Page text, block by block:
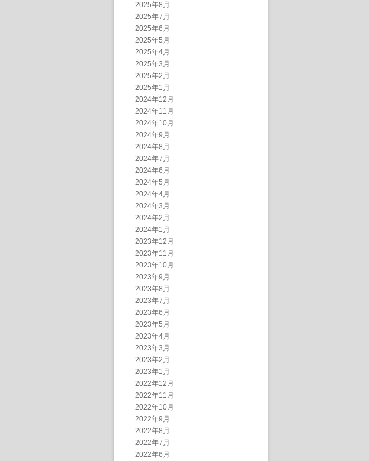
2025年8月
2025年7月
2025年6月
2025年5月
2025年4月
2025年3月
2025年2月
2025年1月
2024年12月
2024年11月
2024年10月
2024年9月
2024年8月
2024年7月
2024年6月
2024年5月
2024年4月
2024年3月
2024年2月
2024年1月
2023年12月
2023年11月
2023年10月
2023年9月
2023年8月
2023年7月
2023年6月
2023年5月
2023年4月
2023年3月
2023年2月
2023年1月
2022年12月
2022年11月
2022年10月
2022年9月
2022年8月
2022年7月
2022年6月